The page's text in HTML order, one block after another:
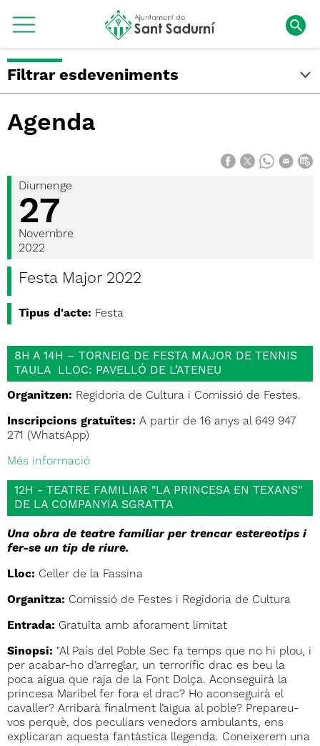
Filtrar esdeveniments
Agenda
Diumenge
27
Novembre
2022
Festa Major 2022
Tipus d'acte: Festa
8H A 14H – TORNEIG DE FESTA MAJOR DE TENNIS
TAULA LLOC: PAVELLÓ DE L’ATENEU
Organitzen: Regidoria de Cultura i Comissió de Festes.
Inscripcions gratuïtes: A partir de 16 anys al 649 947
271 (WhatsApp)
Més informació
12H - TEATRE FAMILIAR "LA PRINCESA EN TEXANS"
DE LA COMPANYIA SGRATTA
Una obra de teatre familiar per trencar estereotips i
fer-se un tip de riure.
Lloc: Celler de la Fassina
Organitza: Comissió de Festes i Regidoria de Cultura
Entrada: Gratuïta amb aforament limitat
Sinopsi: "Al País del Poble Sec fa temps que no hi plou, i
per acabar-ho d’arreglar, un terrorífic drac es beu la
poca aigua que raja de la Font Dolça. Aconseguirà la
princesa Maribel fer fora el drac? Ho aconseguirà el
cavaller? Arribarà finalment l’aigua al poble? Prepareu-
vos perquè, dos peculiars venedors ambulants, ens
explicaran aquesta fantàstica llegenda. Coneixerem una